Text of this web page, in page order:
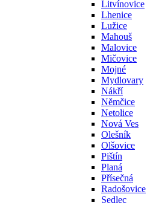
Litvínovice
Lhenice
Lužice
Mahouš
Malovice
Mičovice
Mojné
Mydlovary
Nákří
Němčice
Netolice
Nová Ves
Olešník
Olšovice
Pištín
Planá
Přísečná
Radošovice
Sedlec